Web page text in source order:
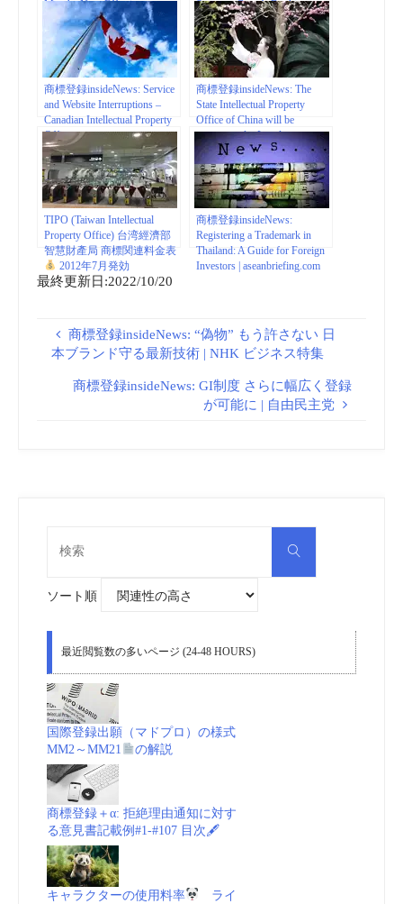
Months Now Effective
December 3, 2022 -United
States | mondaq.com
Supreme Court’s Booking.com
Decision to Examination of
Relevant Applications | Mintz –
Trademark & Copyright
Viewpoints – JDSupra
商標登録insideNews: Service
and Website Interruptions –
Canadian Intellectual Property
Office
商標登録insideNews: The
State Intellectual Property
Office of China will be
restructured – Lexology
TIPO (Taiwan Intellectual
Property Office) 台湾經濟部
智慧財產局 商標関連料金表
2012年7月発効
商標登録insideNews:
Registering a Trademark in
Thailand: A Guide for Foreign
Investors | aseanbriefing.com
最終更新日:2022/10/20
商標登録insideNews: “偽物” もう許さない 日
本ブランド守る最新技術 | NHK ビジネス特集
商標登録insideNews: GI制度 さらに幅広く登録
が可能に | 自由民主党
検
ソート順
最近閲覧数の多いページ (24-48 HOURS)
国際登録出願（マドプロ）の様式
MM2～MM21
の解説
商標登録＋α: 拒絶理由通知に対す
る意見書記載例#1-#107 目次🖋
キャラクターの使用料率
ライ